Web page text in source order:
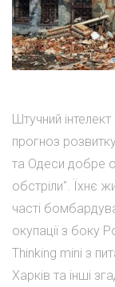
Штучний
прогноз
та Одеси добре
обстріли". Їхнє
часті
окупації з боку
Thinking mini з
Харків та інші